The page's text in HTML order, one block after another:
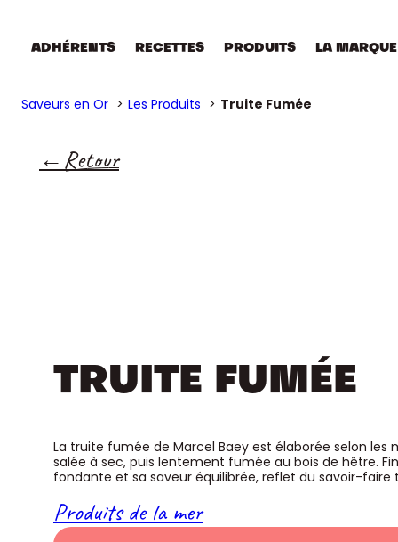
ADHÉRENTS RECETTES PRODUITS LA MARQUE
Saveurs en Or Les Produits Truite Fumée
Retour
TRUITE FUMÉE
La truite fumée de Marcel Baey est élaborée selon
salée à sec, puis lentement fumée au bois de hêtre.
fondante et sa saveur équilibrée, reflet du savoir-faire
Produits de la mer